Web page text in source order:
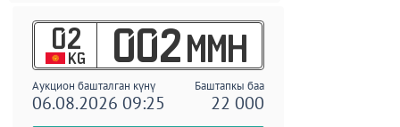
02
KG 002 MMH
Аукцион башталган күнү Баштапкы баа
06.08.2026 09:25 22 000